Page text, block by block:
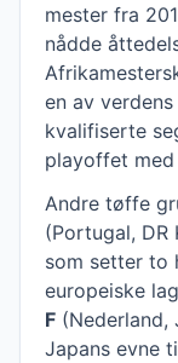
mester fra
nådde
en av
kvalifiserte
playoffet
Andre tøffe
(Portugal,
som setter to
europeiske
F (Nederland,
Japans evne